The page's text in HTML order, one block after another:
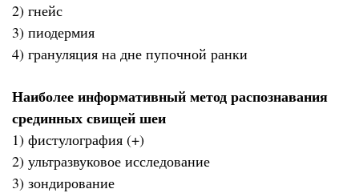
2) гнейс
3) пиодермия
4) грануляция на дне пупочной ранки
Наиболее информативный метод распознавания
срединных свищей шеи
1) фистулография (+)
2) ультразвуковое исследование
3) зондирование